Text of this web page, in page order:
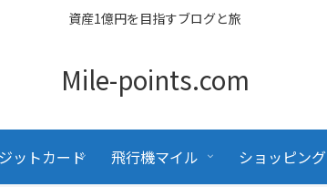
資産1億円を目指すブログと旅
Mile-points.com
ットカード 飛行機マイル ショッピング